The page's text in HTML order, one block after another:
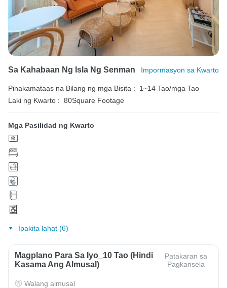
Sa Kahabaan Ng Isla Ng Senman Impormasyon sa Kwarto
Pinakamataas na Bilang ng mga Bisita :
1~14 Tao/mga Tao
Laki ng Kwarto : 80Square Footage
Mga Pasilidad ng Kwarto
Ipakita lahat (6)
Magplano Para Sa Iyo_10 Tao (hindi
Kasama Ang Almusal)
Patakaran sa
Pagkansela
Walang almusal